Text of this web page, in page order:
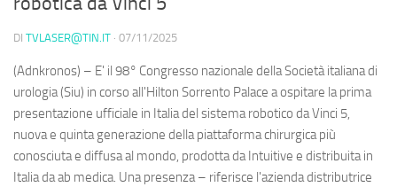
DI TVLASER@TIN.IT · 07/11/2025
(Adnkronos) – E' il 98° Congresso nazionale della Società italiana di
urologia (Siu) in corso all'Hilton Sorrento Palace a ospitare la prima
presentazione ufficiale in Italia del sistema robotico da Vinci 5,
nuova e quinta generazione della piattaforma chirurgica più
conosciuta e diffusa al mondo, prodotta da Intuitive e distribuita in
Italia da ab medica. Una presenza – riferisce l'azienda distributrice